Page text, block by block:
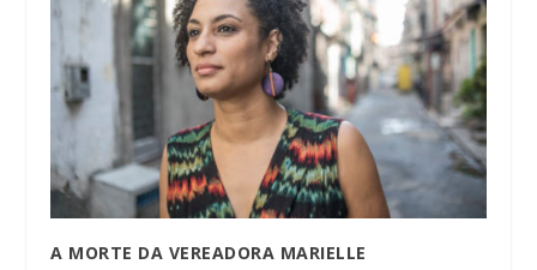
A MORTE DA VEREADORA MARIELLE